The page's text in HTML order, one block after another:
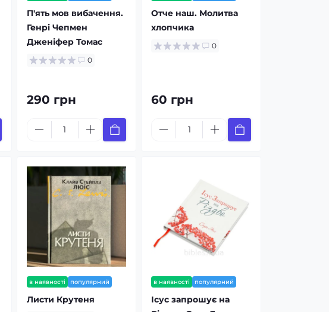
П'ять мов вибачення.
Генрі Чепмен
Дженіфер Томас
0
290 грн
Отче наш. Молитва
хлопчика
0
60 грн
в наявності популярний
Листи Крутеня
в наявності популярний
Ісус запрошує на